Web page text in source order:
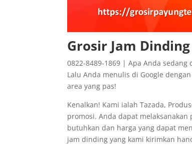
Grosir Jam
0822-8489-1869 | Apa Anda sedang
Lalu Anda menulis di Google
area yang pas!
Kenalkan! Kami ialah Tazada,
promosi. Anda dapat
butuhkan dan harga yang dapat
jam dinding yang kami kirimkan